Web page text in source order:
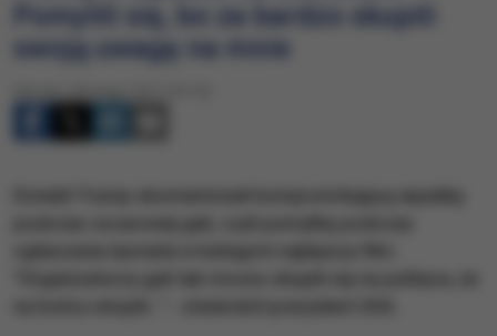
Pomylili się, bo za bardzo skupili
swoją uwagę na mnie